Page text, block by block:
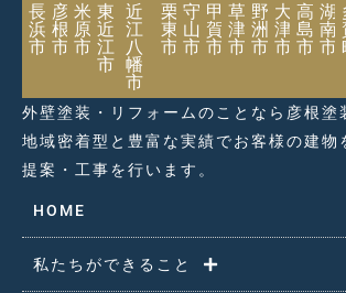
長
浜
市
彦
根
市
米
原
市
東
近
江
市
近
江
八
幡
市
栗
東
市
守
山
市
甲
賀
市
草
津
市
野
洲
市
大
津
市
高
島
市
湖
南
市
外壁塗装・リフォームのことなら彦根塗
地域密着型と豊富な実績でお客様の建物
提案・工事を行います。
HOME
私たちができること